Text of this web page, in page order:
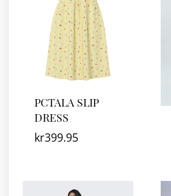
PCTALA SLIP
DRESS
kr399.95